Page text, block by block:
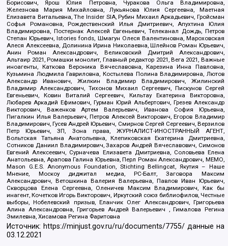
Борисович, Ярош Юлия Петровна, Чуракова Ольга Владимировна,
Железнова Мария Михайловна, Лукьянова Юлия Сергеевна, Маетная
Елизавета Витальевна, The Insider SIA, Рубин Михаил Аркадьевич, Гройсман
Софья Романовна, Рождественский Илья Дмитриевич, Апухтина Юлия
Владимировна, Постернак Алексей Евгеньевич, Телеканал Дождь, Петров
Степан Юрьевич, Istories fonds, Шмагун Олеся Валентиновна, Мароховская
Алеся Алексеевна, Долинина Ирина Николаевна, Шлейнов Роман Юрьевич,
Анин Роман Александрович, Великовский Дмитрий Александрович,
Альтаир 2021, Ромашки монолит, Главный редактор 2021, Вега 2021, Важные
иноагенты, Каткова Вероника Вячеславовна, Карезина Инна Павловна,
Кузьмина Людмила Гавриловна, Костылева Полина Владимировна, Лютов
Александр Иванович, Жилкин Владимир Владимирович, Жилинский
Владимир Александрович, Тихонов Михаил Сергеевич, Пискунов Сергей
Евгеньевич, Ковин Виталий Сергеевич, Кильтау Екатерина Викторовна,
Любарев Аркадий Ефимович, Гурман Юрий Альбертович, Грезев Александр
Викторович, Важенков Артем Валерьевич, Иванова София Юрьевна,
Пигалкин Илья Валерьевич, Петров Алексей Викторович, Егоров Владимир
Владимирович, Гусев Андрей Юрьевич, Смирнов Сергей Сергеевич, Верзилов
Петр Юрьевич, ЗП, Зона права, ЖУРНАЛИСТ-ИНОСТРАННЫЙ АГЕНТ,
Вольтская Татьяна Анатольевна, Клепиковская Екатерина Дмитриевна,
Сотников Даниил Владимирович, Захаров Андрей Вячеславович, Симонов
Евгений Алексеевич, Сурначева Елизавета Дмитриевна, Соловьева Елена
Анатольевна, Арапова Галина Юрьевна, Перл Роман Александрович, МЕМО,
Mason G.E.S. Anonymous Foundation, Stichting Bellingcat, Якутия – Наше
Мнение, Москоу диджитал медиа, РС-Балт, Заговора Максим
Александрович, Ветошкина Валерия Валерьевна, Павлов Иван Юрьевич,
Скворцова Елена Сергеевна, Оленичев Максим Владимирович, Как бы
инагент, Кочетков Игорь Викторович, Иркутский союз библиофилов, Честные
выборы, Нобелевский призыв, Еланчик Олег Александрович, Григорьева
Алина Александровна, Григорьев Андрей Валерьевич , Гималова Регина
Эмилевна, Хисамова Регина Фаритовна
Источник:https://minjust.gov.ru/ru/documents/7755/ данные на
03.12.2021